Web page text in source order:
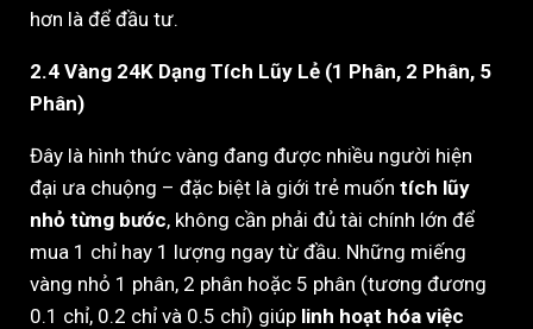
hơn là để đầu tư.
2.4 Vàng 24K Dạng Tích Lũy Lẻ (1 Phân, 2 Phân, 5
Phân)
Đây là hình thức vàng đang được nhiều người hiện
đại ưa chuộng – đặc biệt là giới trẻ muốn tích lũy
nhỏ từng bước, không cần phải đủ tài chính lớn để
mua 1 chỉ hay 1 lượng ngay từ đầu. Những miếng
vàng nhỏ 1 phân, 2 phân hoặc 5 phân (tương đương
0.1 chỉ, 0.2 chỉ và 0.5 chỉ) giúp linh hoạt hóa việc